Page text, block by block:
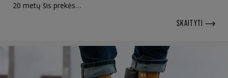
20 metų šis prekės…
SKAITYTI